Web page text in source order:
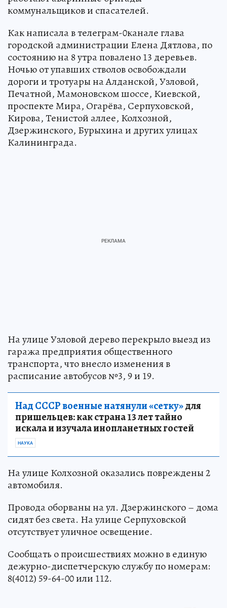
коммунальщиков и спасателей.
Как написала в телеграм-0канале глава
городской администрации Елена Дятлова, по
состоянию на 8 утра повалено 13 деревьев.
Ночью от упавших стволов освобождали
дороги и тротуары на Алданской, Узловой,
Печатной, Мамоновском шоссе, Киевской,
проспекте Мира, Огарёва, Серпуховской,
Кирова, Тенистой аллее, Колхозной,
Дзержинского, Бурыхина и других улицах
Калининграда.
На улице Узловой дерево перекрыло выезд из
гаража предприятия общественного
транспорта, что внесло изменения в
расписание автобусов №3, 9 и 19.
Над СССР военные натянули «сетку»для
пришельцев: как страна 13 лет тайно
искала и изучала инопланетных гостей
НАУКА
На улице Колхозной оказались повреждены 2
автомобиля.
Провода оборваны на ул. Дзержинского – дома
сидят без света. На улице Серпуховской
отсутствует уличное освещение.
Сообщать о происшествиях можно в единую
дежурно-диспетчерскую службу по номерам:
8(4012) 59-64-00 или 112.